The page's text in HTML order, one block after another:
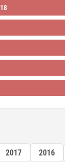
18
2017 2016